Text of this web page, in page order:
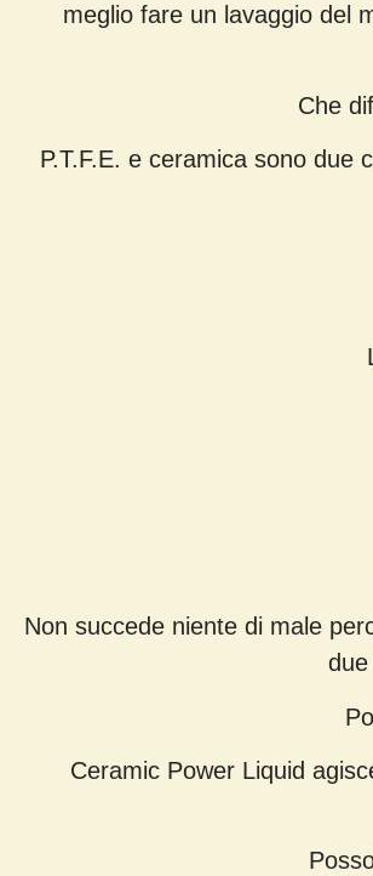
meglio fare un lavaggio del
Che
P.T.F.E. e ceramica sono due
Non succede niente di male
Ceramic Power Liquid